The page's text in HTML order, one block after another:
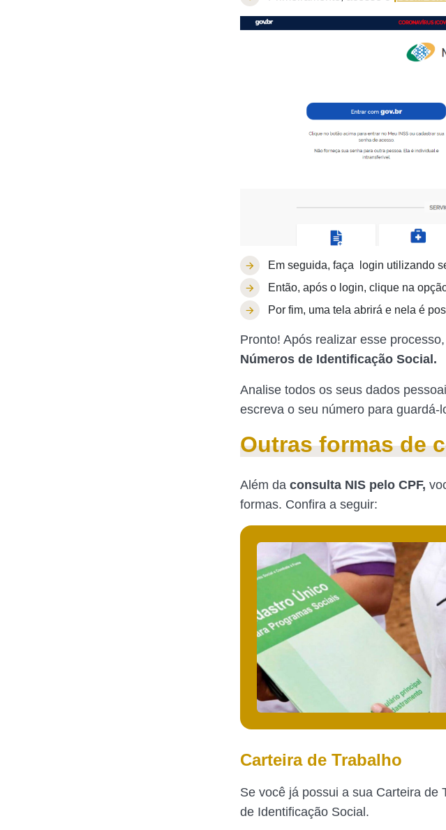
Em seguida, faça login utilizando
Então, após o login, clique na
Por fim, uma tela abrirá e nela é
Pronto! Após realizar esse
Números de Identificação Social.
Analise todos os seus dados
escreva o seu número para guardá-
Outras formas de
Além da consulta NIS pelo CPF,
formas. Confira a seguir:
Carteira de Trabalho
Se você já possui a sua Carteira de
de Identificação Social.